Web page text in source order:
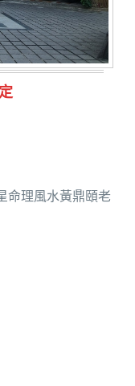
造命
命理風水黃鼎頤老